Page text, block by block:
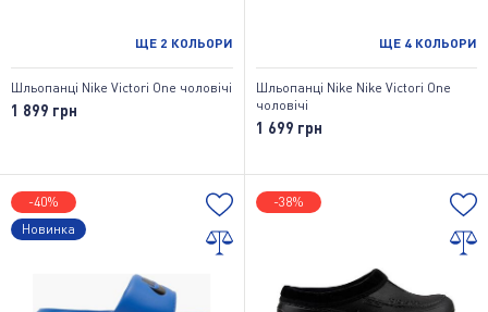
ЩЕ 2 КОЛЬОРИ
Шльопанці Nike Victori One чоловічі
1 899 грн
ЩЕ 4 КОЛЬОРИ
Шльопанці Nike Nike Victori One
чоловічі
1 699 грн
-40%
Новинка
-38%